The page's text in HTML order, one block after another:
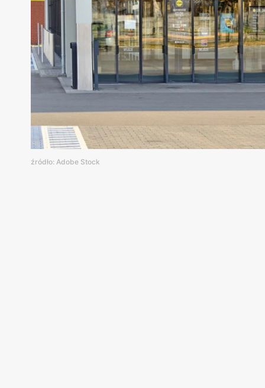
źródło: Adobe Stock